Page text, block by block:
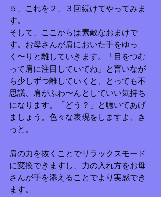
５、これを２、３回続けてやってみま
す。
そして、ここからは素敵なおまけで
す。お母さんが肩においた手をゆっ
く〜りと離していきます。「目をつむ
って肩に注目していてね」と言いなが
ら少しずつ離していくと、とっても不
思議、肩がふわ〜んとしていい気持ち
になります。「どう？」と聴いてあげ
ましょう。色々な表現をしますよ、き
っと。
肩の力を抜くことでリラックスモード
に変換できますし、力の入れ方をお母
さんが手を添えることでより実感でき
ます。